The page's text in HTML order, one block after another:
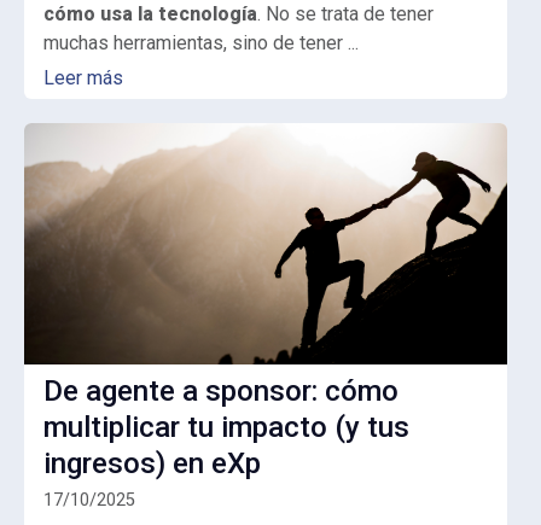
cómo usa la tecnología. No se trata de tener
muchas herramientas, sino de tener ...
Leer más
De agente a sponsor: cómo
multiplicar tu impacto (y tus
ingresos) en eXp
17/10/2025